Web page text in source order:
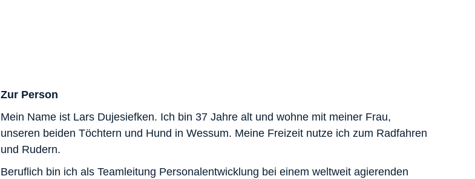
Zur Person
Mein Name ist Lars Dujesiefken. Ich bin 37 Jahre alt und wohne mit meiner Frau,
unseren beiden Töchtern und Hund in Wessum. Meine Freizeit nutze ich zum Radfahren
und Rudern.
Beruflich bin ich als Teamleitung Personalentwicklung bei einem weltweit agierenden